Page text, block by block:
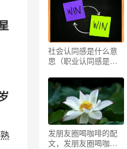
社会认同感是什么意
思（职业认同感是什
发朋友圈喝咖啡的配
文，发朋友圈喝咖啡